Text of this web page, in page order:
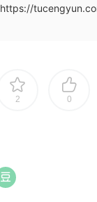
https://
2 0